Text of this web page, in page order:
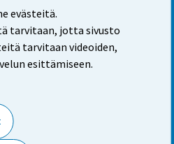
evästeitä.
tarvitaan, jotta sivusto
tarvitaan videoiden,
esittämiseen.